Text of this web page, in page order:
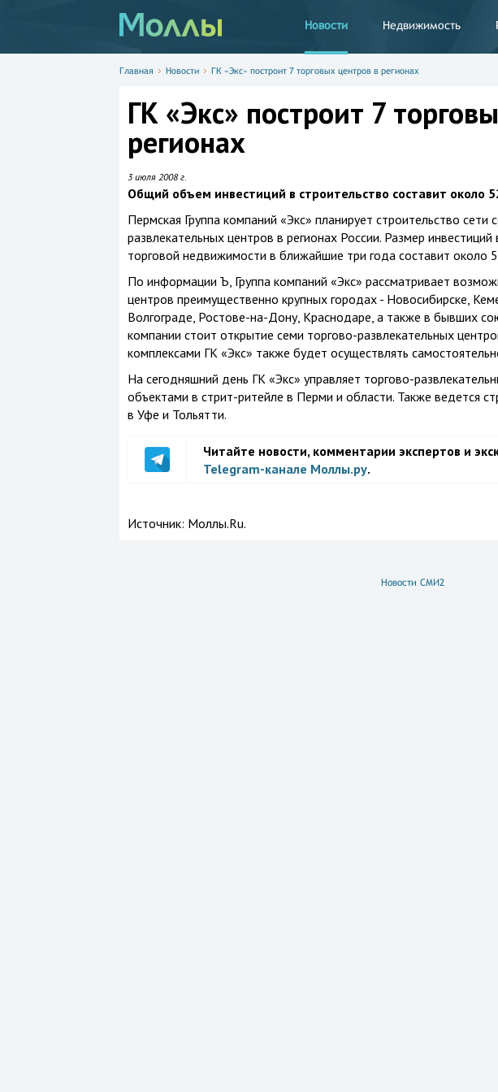
Новости Недвижимость
Главная Новости ГК «Экс» построит 7 торговых центров в регионах
ГК «Экс» построит 7
регионах
3 июля 2008 г.
Общий объем инвестиций в строительство составит около
Пермская Группа компаний «Экс» планирует строительство сети
развлекательных центров в регионах России. Размер
торговой недвижимости в ближайшие три года составит около
По информации Ъ, Группа компаний «Экс» рассматривает
центров преимущественно крупных городах - Новосибирске,
Волгограде, Ростове-на-Дону, Краснодаре, а также в бывших
компании стоит открытие семи торгово-развлекательных
комплексами ГК «Экс» также будет осуществлять
На сегодняшний день ГК «Экс» управляет торгово-
объектами в стрит-ритейле в Перми и области. Также ведется
в Уфе и Тольятти.
Читайте новости, комментарии экспертов и
Telegram-канале Моллы.ру.
Источник: Моллы.Ru.
Новости СМИ2